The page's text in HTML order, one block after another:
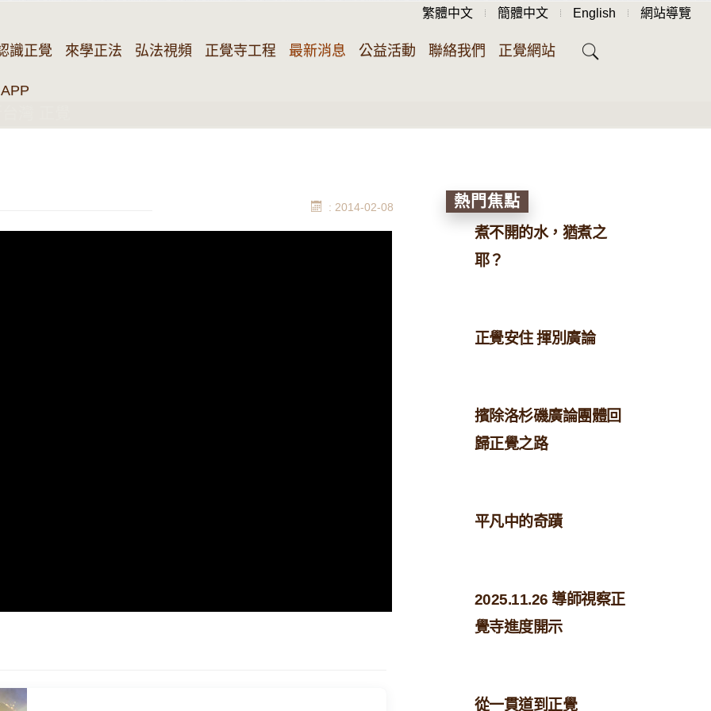
繁體中文 簡體中文 English 網站導覽
識正覺 來學正法 弘法視頻 正覺寺工程 最新消息 公益活動 聯絡我們 正覺網站
: 2014-02-08 熱門焦點
煮不開的水，猶煮之
耶？
正覺安住 揮別廣論
擯除洛杉磯廣論團體回
歸正覺之路
平凡中的奇蹟
2025.11.26 導師視察正
覺寺進度開示
從一貫道到正覺